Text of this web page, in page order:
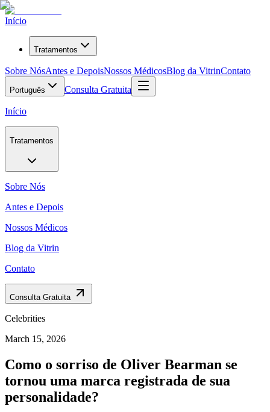
Início
Tratamentos
Sobre NósAntes e DepoisNossos MédicosBlog da VitrinContato
Português Consulta Gratuita
Início
Tratamentos
Sobre Nós
Antes e Depois
Nossos Médicos
Blog da Vitrin
Contato
Consulta Gratuita
Celebrities
March 15, 2026
Como o sorriso de Oliver Bearman se
tornou uma marca registrada de sua
personalidade?